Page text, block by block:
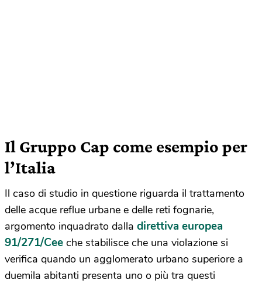
Il Gruppo Cap come esempio per
l’Italia
Il caso di studio in questione riguarda il trattamento
delle acque reflue urbane e delle reti fognarie,
argomento inquadrato dalla direttiva europea
91/271/Cee che stabilisce che una violazione si
verifica quando un agglomerato urbano superiore a
duemila abitanti presenta uno o più tra questi